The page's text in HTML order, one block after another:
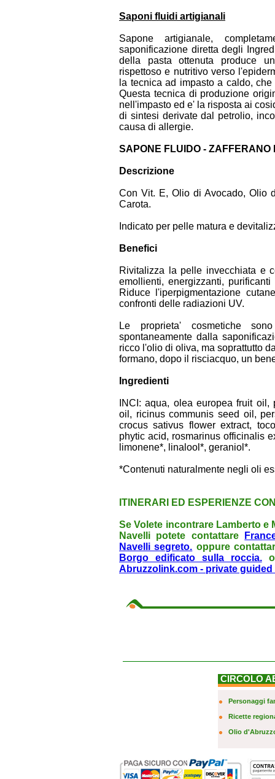
Saponi fluidi artigianali
Sapone artigianale,
saponificazione diretta degli
della pasta ottenuta produce
rispettoso e nutritivo verso
la tecnica ad impasto a caldo,
Questa tecnica di produzione
nell'impasto ed e' la risposta ai
di sintesi derivate dal petrolio,
causa di allergie.
SAPONE FLUIDO - ZAFFERANO
Descrizione
Con Vit. E, Olio di Avocado, Olio
Carota.
Indicato per pelle matura e
Benefici
Rivitalizza la pelle invecchiata e
emollienti, energizzanti,
Riduce l'iperpigmentazione
confronti delle radiazioni UV.
Le proprieta' cosmetiche
spontaneamente dalla
ricco l'olio di oliva, ma soprattutto
formano, dopo il risciacquo, un
Ingredienti
INCI: aqua, olea europea fruit
oil, ricinus communis seed oil,
crocus sativus flower extract,
phytic acid, rosmarinus officinalis
limonene*, linalool*, geraniol*.
*Contenuti naturalmente negli oli
ITINERARI ED ESPERIENZE
Se Volete incontrare Lamberto e
Navelli potete contattare
Navelli segreto. oppure
Borgo edificato sulla roccia.o
Abruzzolink.com - private
CIRCOLO
Personaggi
Ricette
Olio